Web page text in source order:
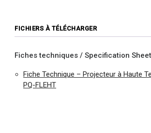
FICHIERS À TÉLÉCHARGER
Fiches techniques / Specification
Fiche Technique – Projecteur à Haute
PQ-FLEHT